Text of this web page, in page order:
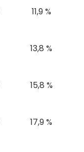
11,9 %
13,8 %
15,8 %
17,9 %